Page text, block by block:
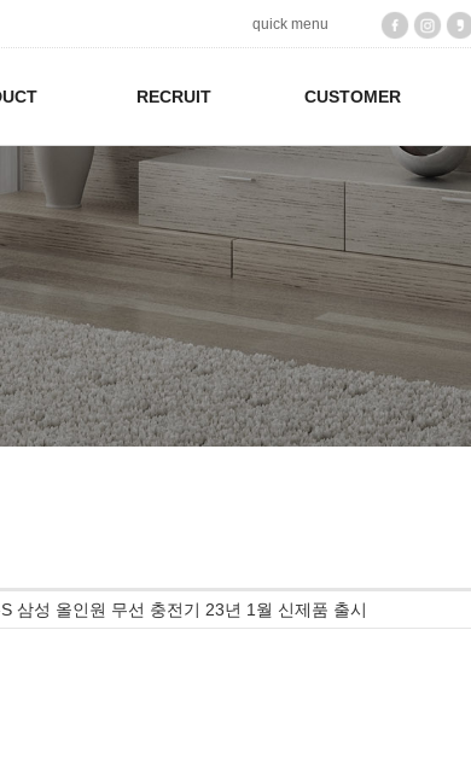
quick menu
RECRUIT CUSTOMER
삼성 올인원 무선 충전기 23년 1월 신제품 출시